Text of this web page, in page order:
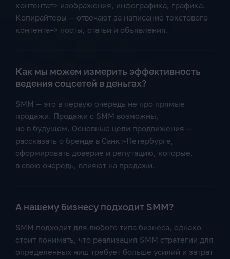
контента=> изображения, инфографика, графика.
Копирайтеры — отвечают за написание текстового
контента=> посты, статьи и объявления.
Как мы можем измерить эффективность
ведения соцсетей в деньгах?
SMM — это в первую очередь не про прямые
продажи. Продажи с SMM возможны,
но в будущем. Основные цели продвижения —
рассказать о бренде в Санкт-Петербурге,
сформировать доверие и репутацию, которые,
в свою очередь, влияют на продажи.
А нашему бизнесу подходит SMM?
SMM подходит для любого типа бизнеса, однако
стоит понимать, что реализация SMM стратегии для
определенных ниш требует больше усилий и затрат